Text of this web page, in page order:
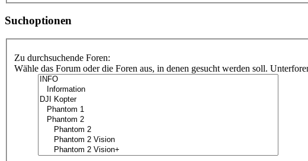
Suchoptionen
Zu durchsuchende Foren:
Wähle das Forum oder die Foren aus, in denen gesucht werden soll.